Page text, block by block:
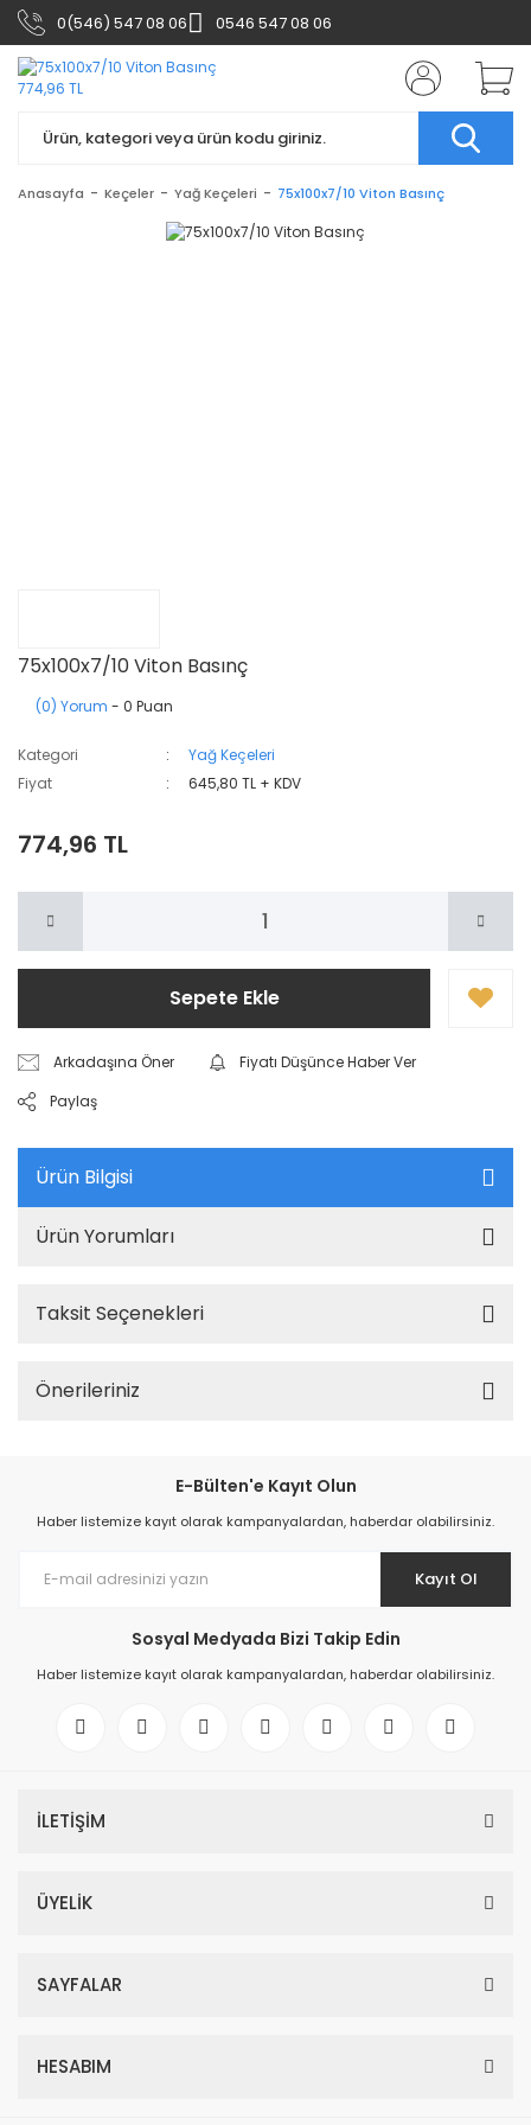
0(546) 547 08 06 0546 547 08 06
Anasayfa Keçeler Yağ Keçeleri 75x100x7/10 Viton Basınç
75x100x7/10 Viton Basınç
(0) Yorum - 0 Puan
Kategori
Yağ Keçeleri
Fiyat
645,80 TL + KDV
774,96 TL
Sepete Ekle
Arkadaşına Öner
Fiyatı Düşünce Haber Ver
Paylaş
Ürün Bilgisi
Ürün Yorumları
Taksit Seçenekleri
Önerileriniz
E-Bülten'e Kayıt Olun
Haber listemize kayıt olarak kampanyalardan, haberdar olabilirsiniz.
Kayıt Ol
Sosyal Medyada Bizi Takip Edin
Haber listemize kayıt olarak kampanyalardan, haberdar olabilirsiniz.
İLETİŞİM
ÜYELİK
SAYFALAR
HESABIM